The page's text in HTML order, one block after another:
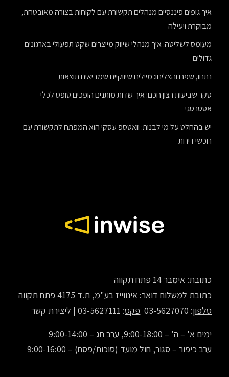
איך גופים פיננסיים מנהלים תקשורת עם לקוחות בצורה מאובטחת,
מבוקרת ויעילה
מעומס לשליטה: איך מנהלי שיווק מייצרים שקט תפעולי בארגונים
גדולים
נתחו, שפרו והצליחו: מיילים שיווקיים שמביאים תוצאות
סקר שביעות רצון חכם: איך שדות מותנים הופכים טופס לכלי
אסטרטגי
יש בהחלט על מי לבנות: וואטספ עסקי הוא המפתח לתקשורת עם
רוכשי דירות
כתובת: אימבר 14 פתח תקווה
כתובת למשלוח דואר: אינווייז בע"מ, ת.ד 4175 פתח תקווה
טלפון: 03-5627070 פקס: 03-5627111 |
ליצירת קשר
ימים א' – ה' – 9:00-18:00, ערב חג – 9:00-14:00
ערב כיפור – סגור, חול מועד (סוכות/פסח) – 9:00-16:00